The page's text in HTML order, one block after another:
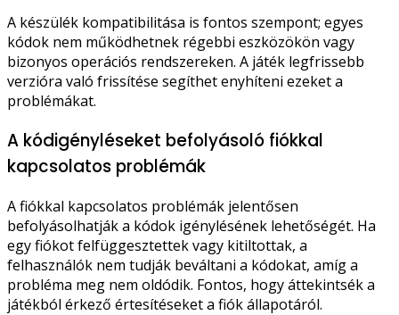
A készülék kompatibilitása is fontos szempont; egyes
kódok nem működhetnek régebbi eszközökön vagy
bizonyos operációs rendszereken. A játék legfrissebb
verzióra való frissítése segíthet enyhíteni ezeket a
problémákat.
A kódigényléseket befolyásoló fiókkal
kapcsolatos problémák
A fiókkal kapcsolatos problémák jelentősen
befolyásolhatják a kódok igénylésének lehetőségét. Ha
egy fiókot felfüggesztettek vagy kitiltottak, a
felhasználók nem tudják beváltani a kódokat, amíg a
probléma meg nem oldódik. Fontos, hogy áttekintsék a
játékból érkező értesítéseket a fiók állapotáról.